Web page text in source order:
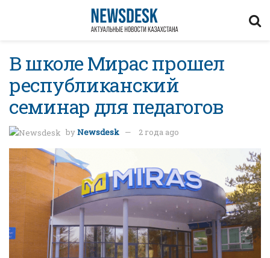
В школе Мирас прошел
республиканский
семинар для педагогов
byNewsdesk 2 года ago